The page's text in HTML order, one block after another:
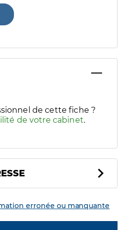
handicaps/besoins
de cette fiche ?
de votre cabinet.
erronée ou manquante